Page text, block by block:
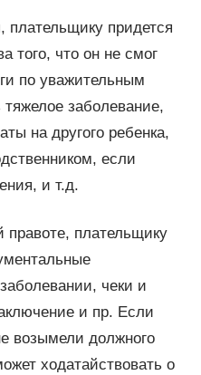
плательщику придется
того, что он не смог
по уважительным
заболевание,
на другого ребенка,
если
и т.д.
правоте, плательщику
чеки и
и пр. Если
возымели должного
ходатайствовать о